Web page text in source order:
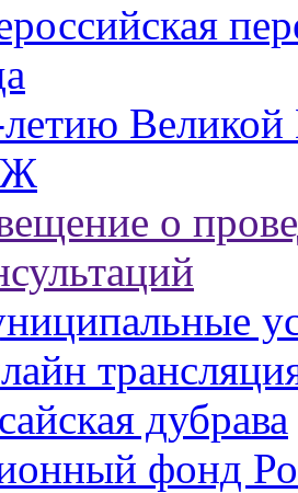
о
дубрава
фонд